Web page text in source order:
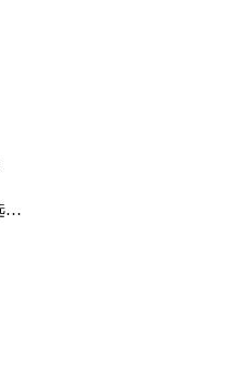
我的青春里有友谊作文范文（精选20篇）